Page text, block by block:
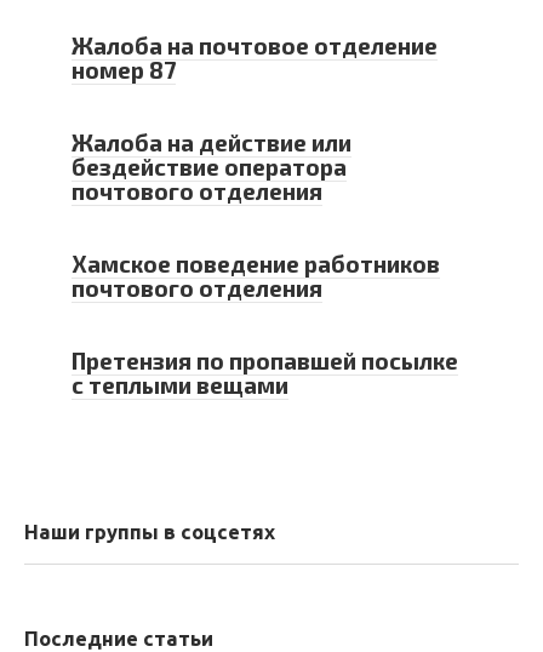
Жалоба на почтовое отделение
номер 87
Жалоба на действие или
бездействие оператора
почтового отделения
Хамское поведение работников
почтового отделения
Претензия по пропавшей посылке
с теплыми вещами
Наши группы в соцсетях
Последние статьи